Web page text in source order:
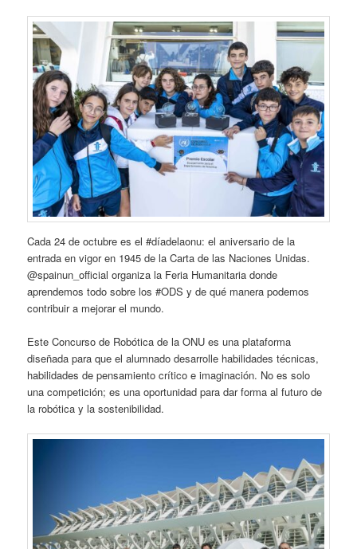
Cada 24 de octubre es el #díadelaonu: el aniversario de la
entrada en vigor en 1945 de la Carta de las Naciones Unidas.
@spainun_official organiza la Feria Humanitaria donde
aprendemos todo sobre los #ODS y de qué manera podemos
contribuir a mejorar el mundo.
Este Concurso de Robótica de la ONU es una plataforma
diseñada para que el alumnado desarrolle habilidades técnicas,
habilidades de pensamiento crítico e imaginación. No es solo
una competición; es una oportunidad para dar forma al futuro de
la robótica y la sostenibilidad.